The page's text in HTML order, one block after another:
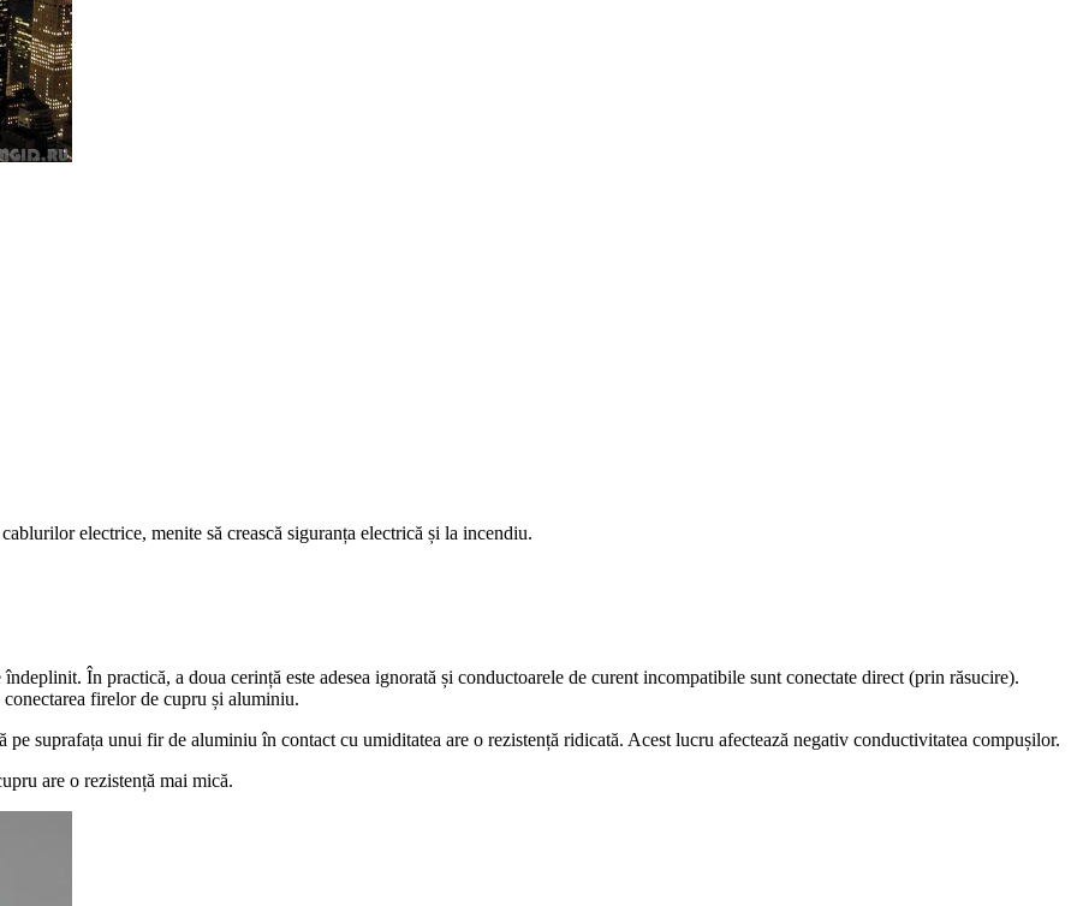
electrice, menite să crească siguranța electrică și la incendiu.
În practică, a doua cerință este adesea ignorată și conductoarele de curent incompatibile sunt conectate direct (prin răsucire).
firelor de cupru și aluminiu.
suprafața unui fir de aluminiu în contact cu umiditatea are o rezistență ridicată. Acest lucru afectează negativ conductivitatea compușilor.
are o rezistență mai mică.